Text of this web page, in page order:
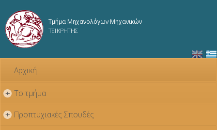
κυρίως
Τμήμα Μηχανολόγων Μηχανικών
ΤΕΙ ΚΡΗΤΗΣ
Αρχική
+ Το τμήμα
+ Προπτυχιακές Σπουδές